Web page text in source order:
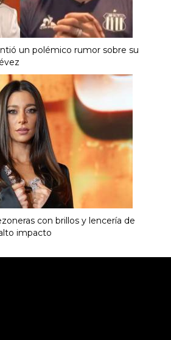
un polémico rumor sobre su
con brillos y lencería de
impacto